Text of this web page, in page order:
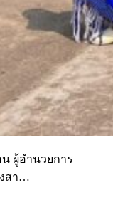
ผู้อำนวยการ
สา…